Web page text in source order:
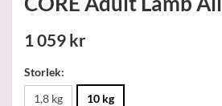
1 059 kr
Storlek:
1,8 kg
10 kg